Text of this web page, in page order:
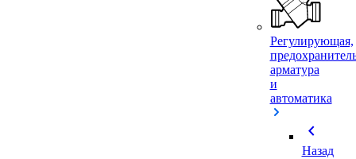
Регулирующая,
арматура
и
автоматика
chevron_left
Назад